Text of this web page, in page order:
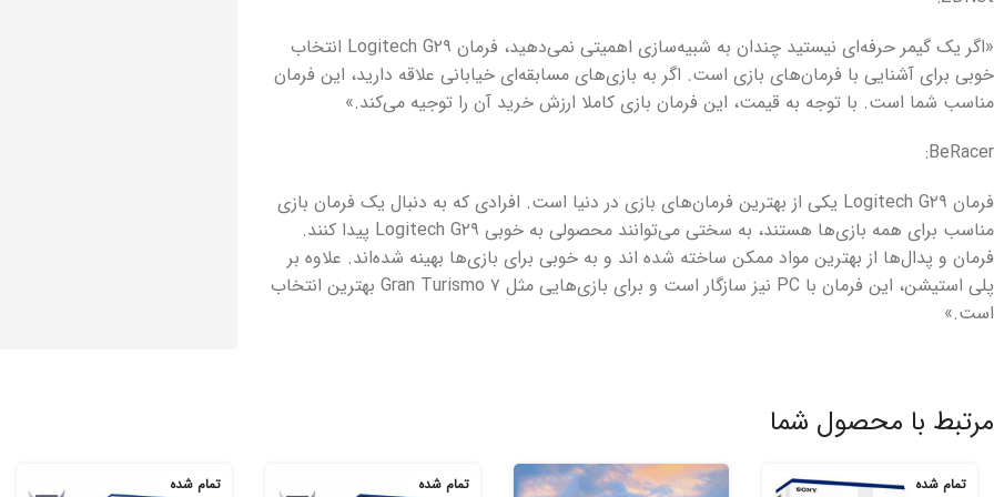
«اگر یک گیمر حرفه‌ای نیستید چندان به شبیه‌سازی اهمیتی نمی‌دهید، فرمان Logitech G۲۹ انتخاب
خوبی برای آشنایی با فرمان‌های بازی است. اگر به بازی‌های مسابقه‌ای خیابانی علاقه دارید، این فرمان
مناسب شما است. با توجه به قیمت، این فرمان بازی کاملا ارزش خرید آن را توجیه می‌کند.»
BeRacer:
فرمان Logitech G۲۹ یکی از بهترین فرمان‌های بازی در دنیا است. افرادی که به دنبال یک فرمان بازی
مناسب برای همه بازی‌ها هستند، به سختی می‌توانند محصولی به خوبی Logitech G۲۹ پیدا کنند.
فرمان و پدال‌ها از بهترین مواد ممکن ساخته شده ‌اند و به خوبی برای بازی‌ها بهینه شده‌اند. علاوه بر
پلی استیشن، این فرمان با PC نیز سازگار است و برای بازی‌هایی مثل Gran Turismo ۷ بهترین انتخاب
است.»
مرتبط با محصول شما
تمام شده تمام شده تمام شده